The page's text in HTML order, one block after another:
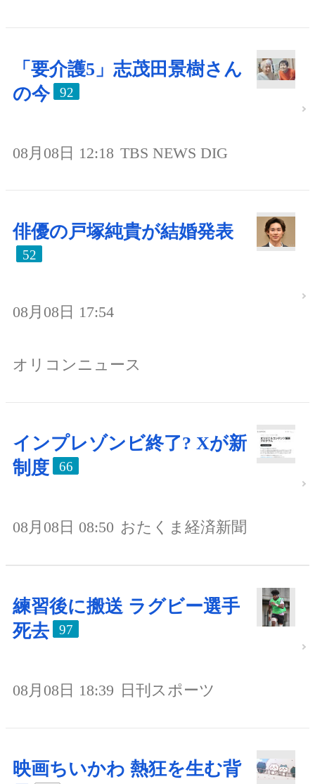
「要介護5」志茂田景樹さん
の今
92
08月08日 12:18 TBS NEWS DIG
俳優の戸塚純貴が結婚発表
52
08月08日 17:54
オリコンニュース
インプレゾンビ終了? Xが新
制度
66
08月08日 08:50 おたくま経済新聞
練習後に搬送 ラグビー選手
死去
97
08月08日 18:39 日刊スポーツ
映画ちいかわ 熱狂を生む背